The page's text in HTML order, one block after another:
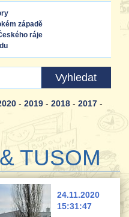
západě
ráje
- 2019 - 2018 - 2017 -
TUSOM
24.11.2020
15:31:47